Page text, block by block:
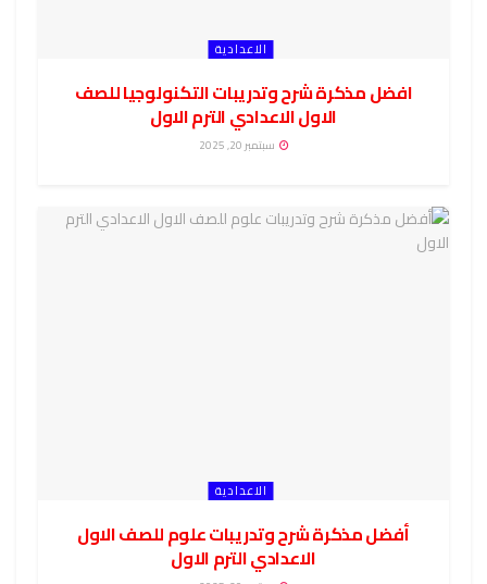
الاعدادية
افضل مذكرة شرح وتدريبات التكنولوجيا للصف
الاول الاعدادي الترم الاول
سبتمبر 20, 2025
الاعدادية
أفضل مذكرة شرح وتدريبات علوم للصف الاول
الاعدادي الترم الاول